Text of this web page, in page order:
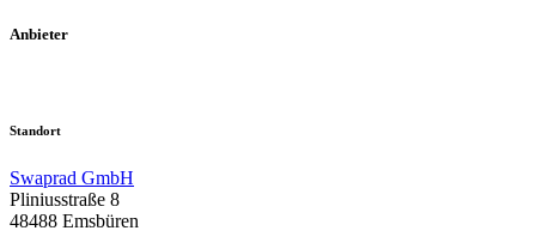
Anbieter
Standort
Swaprad GmbH
Pliniusstraße 8
48488 Emsbüren